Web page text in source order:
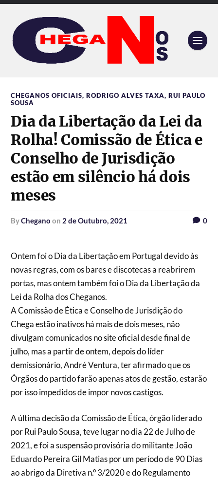
CHEGANOS OFICIAIS,RODRIGO ALVES TAXA,RUI PAULO
SOUSA
Dia da Libertação da Lei da
Rolha! Comissão de Ética e
Conselho de Jurisdição
estão em silêncio há dois
meses
byChegano on 2 de Outubro, 2021 0
Ontem foi o Dia da Libertação em Portugal devido às
novas regras, com os bares e discotecas a reabrirem
portas, mas ontem também foi o Dia da Libertação da
Lei da Rolha dos Cheganos.
A Comissão de Ética e Conselho de Jurisdição do
Chega estão inativos há mais de dois meses, não
divulgam comunicados no site oficial desde final de
julho, mas a partir de ontem, depois do líder
demissionário, André Ventura, ter afirmado que os
Órgãos do partido farão apenas atos de gestão, estarão
por isso impedidos de impor novos castigos.
A última decisão da Comissão de Ética, órgão liderado
por Rui Paulo Sousa, teve lugar no dia 22 de Julho de
2021, e foi a suspensão provisória do militante João
Eduardo Pereira Gil Matias por um período de 90 Dias
ao abrigo da Diretiva n.º 3/2020 e do Regulamento